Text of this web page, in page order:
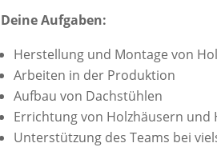
Deine Aufgaben:
Herstellung und Montage von
Arbeiten in der Produktion
Aufbau von Dachstühlen
Errichtung von Holzhäusern und
Unterstützung des Teams bei